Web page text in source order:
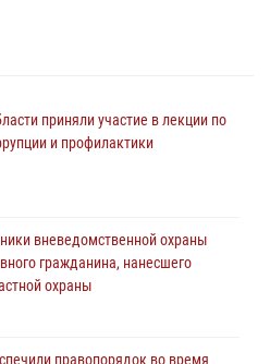
приняли участие в лекции по
и профилактики
вневедомственной охраны
гражданина, нанесшего
охраны
правопорядок во время